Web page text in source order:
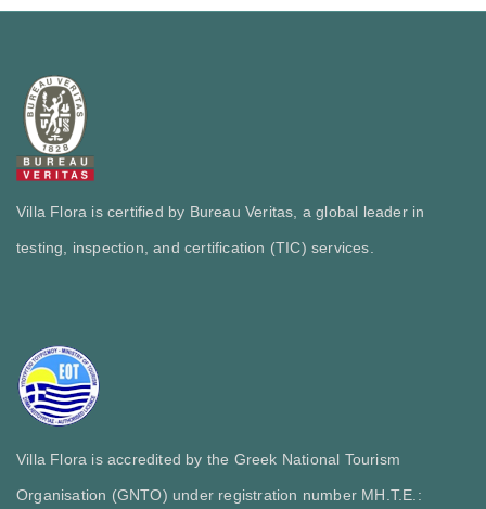
Villa Flora is certified by Bureau Veritas, a global leader in
testing, inspection, and certification (TIC) services.
Villa Flora is accredited by the Greek National Tourism
Organisation (GNTO) under registration number MH.T.E.: